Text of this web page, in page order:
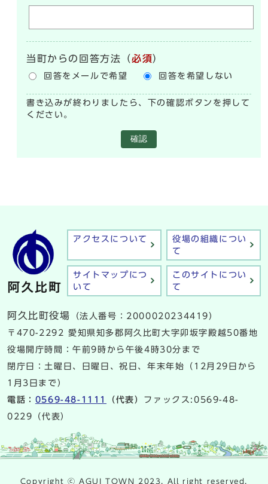
当町からの回答方法 （必須）
回答をメールで希望 回答を希望しない
書き込みが終わりましたら、下の確認ボタンを押して
ください。
確認
アクセスについて
役場の組織につい
て
サイトマップにつ
いて
このサイトについ
て
阿久比町役場
（法人番号：2000020234419）
〒470-2292 愛知県知多郡阿久比町大字卯坂字殿越50番地
役場開庁時間：午前9時から午後4時30分まで
閉庁日：土曜日、日曜日、祝日、年末年始（12月29日から
1月3日まで）
電話： 0569-48-1111 （代表） ファックス:0569-48-
0229（代表）
Copyright ⓒ AGUI TOWN 2023. All right reserved.